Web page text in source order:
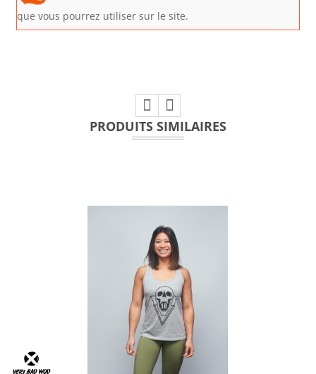
que vous pourrez utiliser sur le site.
PRODUITS SIMILAIRES